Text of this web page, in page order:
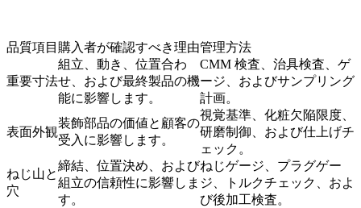
品質項目 購入者が確認すべき理由管理方法
重要寸法
組立、動き、位置合わ
せ、および最終製品の機
能に影響します。
CMM 検査 、治具検査、ゲ
ージ、およびサンプリング
計画。
表面外観
装飾部品の価値と顧客の
受入に影響します。
視覚基準、化粧欠陥限度、
研磨制御、および仕上げチ
ェック。
ねじ山と
穴
締結、位置決め、および
組立の信頼性に影響しま
す。
ねじゲージ、プラグゲー
ジ、トルクチェック、およ
び後加工検査。